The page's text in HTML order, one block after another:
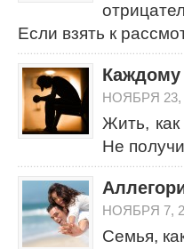
Если взять к
Каждому
НОЯБРЯ 23,
Жить,
Не
НОЯБРЯ 7,
Семья,